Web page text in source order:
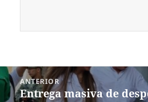
Navegación
de
ANTERIOR
Entrada
Entrega masiva de